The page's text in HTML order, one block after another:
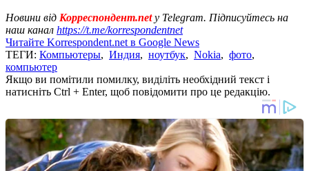
Новини від Корреспондент.netу Telegram. Підписуйтесь на
наш канал https://t.me/korrespondentnet
Читайте Korrespondent.net в Google News
ТЕГИ: Компьютеры, Индия, ноутбук, Nokia, фото,
компьютер
Якщо ви помітили помилку, виділіть необхідний текст і
натисніть Ctrl + Enter, щоб повідомити про це редакцію.